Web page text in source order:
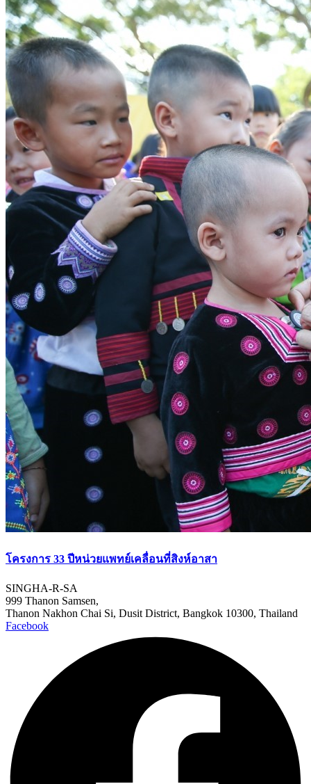
โครงการ 33 ปีหน่วยแพทย์เคลื่อนที่สิงห์อาสา
SINGHA-R-SA
999 Thanon Samsen,
Thanon Nakhon Chai Si, Dusit District, Bangkok 10300, Thailand
Facebook